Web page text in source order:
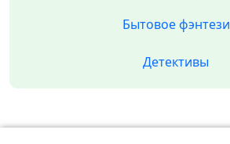
Бытовое фэнтези
Детективы